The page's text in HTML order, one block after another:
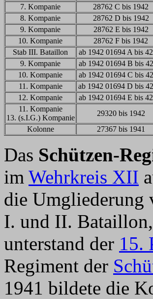
7. Kompanie
28762 C bis 1942
8. Kompanie
28762 D bis 1942
9. Kompanie
28762 E bis 1942
10. Kompanie
28762 F bis 1942
Stab III. Bataillon
ab 1942 01694 A bis
9. Kompanie
ab 1942 01694 B bis
10. Kompanie
ab 1942 01694 C bis
11. Kompanie
ab 1942 01694 D bis
12. Kompanie
ab 1942 01694 E bis
11. Kompanie
13. (s.I.G.) Kompanie
29320 bis 1942
Kolonne
27367 bis 1941
Das Schützen-
im Wehrkreis XII
die Umgliederung
I. und II.
unterstand der 15.
Regiment der
1941 bildete die